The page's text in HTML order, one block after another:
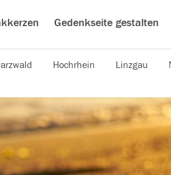
Gedenkseite gestalten
Hochrhein Linzgau